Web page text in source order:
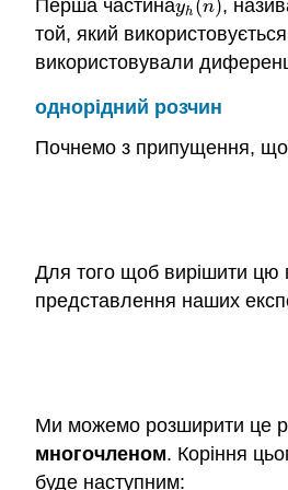
Перша частинаyh (n)
yh(n),
той, який
використовували
однорідний розчин
Почнемо з припущення,
Для того щоб вирішити цю
представлення наших
Ми можемо розширити це
многочленом. Коріння
буде наступним: